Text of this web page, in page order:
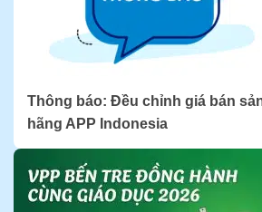
Thông báo: Đều chỉnh giá bán
hãng APP Indonesia